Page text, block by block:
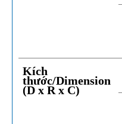
Kích
thước/Dimension
(D x R x C)